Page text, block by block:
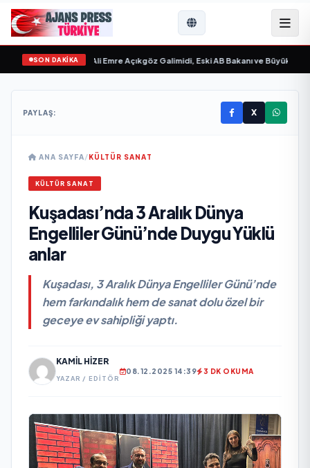
SON DAKİKA
“ yayımlandı• Ali Emre Açıkgöz Galimidi, Eski AB Bakanı ve Büyükelçi
PAYLAŞ: X
ANA SAYFA/KÜLTÜR SANAT
KÜLTÜR SANAT
Kuşadası’nda 3 Aralık Dünya
Engelliler Günü’nde Duygu Yüklü
anlar
Kuşadası, 3 Aralık Dünya Engelliler Günü’nde
hem farkındalık hem de sanat dolu özel bir
geceye ev sahipliği yaptı.
KAMIL HIZER
YAZAR / EDITÖR
08.12.2025 14:39 3 DK OKUMA